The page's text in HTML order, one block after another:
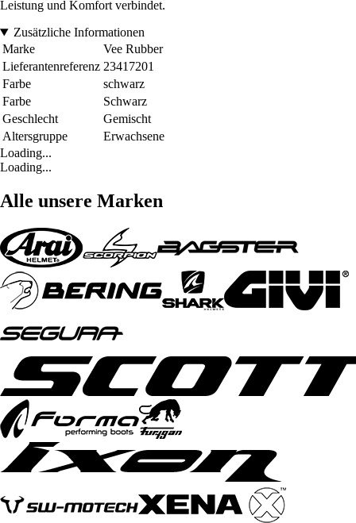
Leistung und Komfort verbindet.
Zusätzliche Informationen
Marke
Vee Rubber
Lieferantenreferenz 23417201
Farbe
schwarz
Farbe
Schwarz
Geschlecht
Gemischt
Altersgruppe
Erwachsene
Loading...
Loading...
Alle unsere Marken